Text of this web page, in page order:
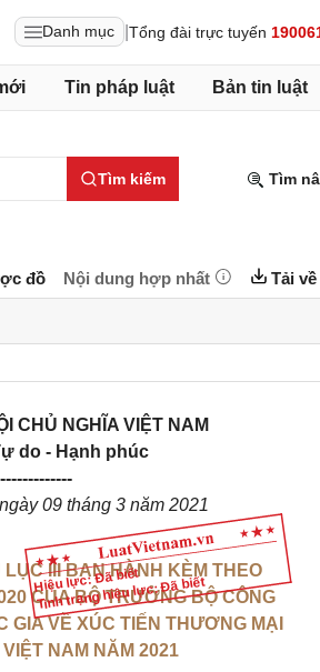
Danh mục Tổng đài trực tuyến
Tin pháp luật Bản tin luật
Tìm kiếm Tìm
đồ Nội dung hợp nhất Tải về
Hiệu lực: Đã biết
Tình trạng hiệu lực: Đã biết
CHỦ NGHĨA VIỆT NAM
do - Hạnh phúc
09 tháng 3 năm 2021
III BAN HÀNH KÈM THEO
CỦA BỘ TRƯỞNG BỘ CÔNG
VỀ XÚC TIẾN THƯƠNG MẠI
NAM NĂM 2021